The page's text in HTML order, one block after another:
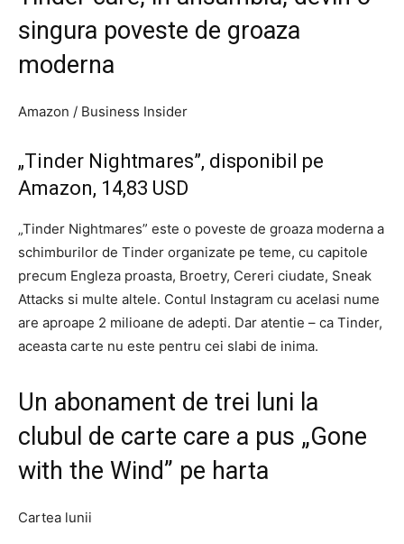
singura poveste de groaza
moderna
Amazon / Business Insider
„Tinder Nightmares”, disponibil pe
Amazon, 14,83 USD
„Tinder Nightmares” este o poveste de groaza moderna a
schimburilor de Tinder organizate pe teme, cu capitole
precum Engleza proasta, Broetry, Cereri ciudate, Sneak
Attacks si multe altele. Contul Instagram cu acelasi nume
are aproape 2 milioane de adepti. Dar atentie – ca Tinder,
aceasta carte nu este pentru cei slabi de inima.
Un abonament de trei luni la
clubul de carte care a pus „Gone
with the Wind” pe harta
Cartea lunii